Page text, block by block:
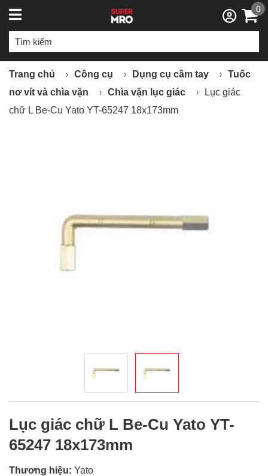
0
Trang chủ Công cụ Dụng cụ cầm tay
Tuốc
nơ vít và chìa vặn
Chìa vặn lục giác
Lục giác
chữ L Be-Cu Yato YT-65247 18x173mm
Lục giác chữ L Be-Cu Yato YT-
65247 18x173mm
Thương hiệu: Yato